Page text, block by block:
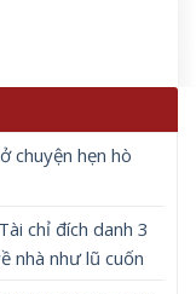
chuyện hẹn hò
chỉ đích danh 3
nhà như lũ cuốn